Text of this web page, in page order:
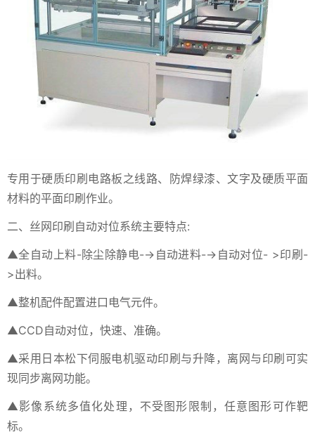
专用于硬质印刷电路板之线路、防焊绿漆、文字及硬质平面
材料的平面印刷作业。
二、丝网印刷自动对位系统主要特点:
▲全自动上料-除尘除静电-→自动进料-→自动对位- >印刷-
>出料。
▲整机配件配置进口电气元件。
▲CCD自动对位，快速、准确。
▲采用日本松下伺服电机驱动印刷与升降，离网与印刷可实
现同步离网功能。
▲影像系统多值化处理，不受图形限制，任意图形可作靶
标。